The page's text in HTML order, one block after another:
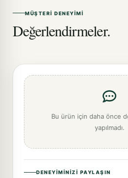
MÜŞTERI DENEYIMI
Değerlendirmeler.
Bu ürün için daha önce
yapılmadı.
DENEYIMINIZI PAYLAŞIN